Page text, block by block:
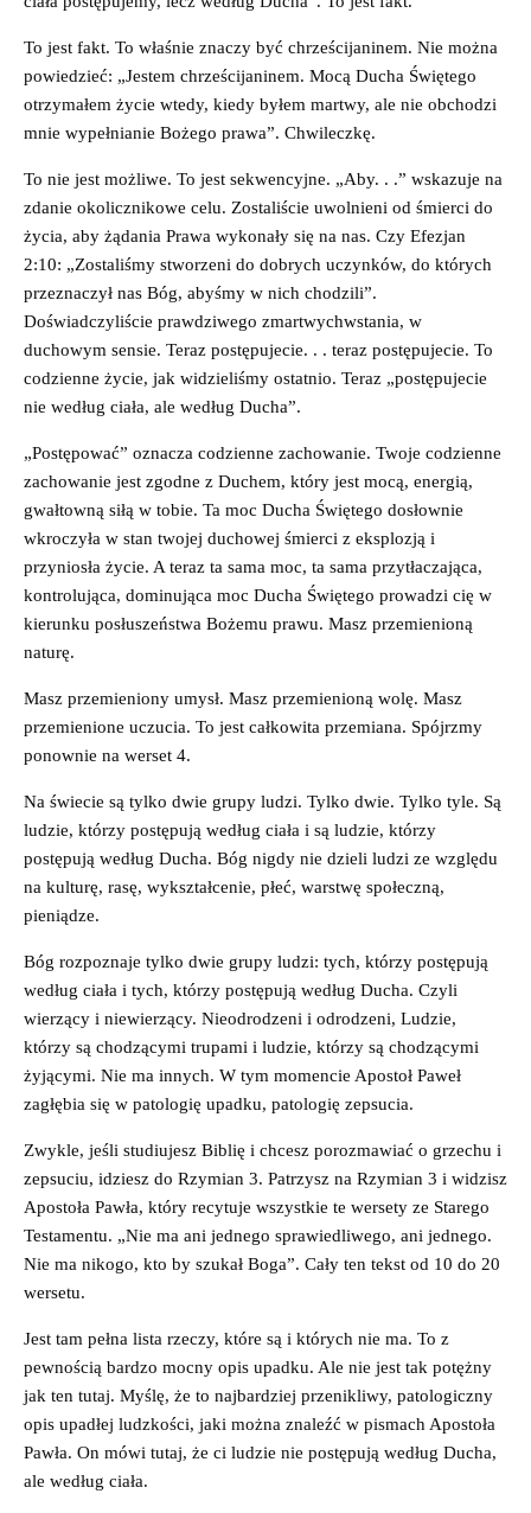
To jest fakt. To właśnie znaczy być chrześcijaninem. Nie można
powiedzieć: „Jestem chrześcijaninem. Mocą Ducha Świętego
otrzymałem życie wtedy, kiedy byłem martwy, ale nie obchodzi
mnie wypełnianie Bożego prawa”. Chwileczkę.
To nie jest możliwe. To jest sekwencyjne. „Aby. . .” wskazuje na
zdanie okolicznikowe celu. Zostaliście uwolnieni od śmierci do
życia, aby żądania Prawa wykonały się na nas. Czy Efezjan
2:10: „Zostaliśmy stworzeni do dobrych uczynków, do których
przeznaczył nas Bóg, abyśmy w nich chodzili”.
Doświadczyliście prawdziwego zmartwychwstania, w
duchowym sensie. Teraz postępujecie. . . teraz postępujecie. To
codzienne życie, jak widzieliśmy ostatnio. Teraz „postępujecie
nie według ciała, ale według Ducha”.
„Postępować” oznacza codzienne zachowanie. Twoje codzienne
zachowanie jest zgodne z Duchem, który jest mocą, energią,
gwałtowną siłą w tobie. Ta moc Ducha Świętego dosłownie
wkroczyła w stan twojej duchowej śmierci z eksplozją i
przyniosła życie. A teraz ta sama moc, ta sama przytłaczająca,
kontrolująca, dominująca moc Ducha Świętego prowadzi cię w
kierunku posłuszeństwa Bożemu prawu. Masz przemienioną
naturę.
Masz przemieniony umysł. Masz przemienioną wolę. Masz
przemienione uczucia. To jest całkowita przemiana. Spójrzmy
ponownie na werset 4.
Na świecie są tylko dwie grupy ludzi. Tylko dwie. Tylko tyle. Są
ludzie, którzy postępują według ciała i są ludzie, którzy
postępują według Ducha. Bóg nigdy nie dzieli ludzi ze względu
na kulturę, rasę, wykształcenie, płeć, warstwę społeczną,
pieniądze.
Bóg rozpoznaje tylko dwie grupy ludzi: tych, którzy postępują
według ciała i tych, którzy postępują według Ducha. Czyli
wierzący i niewierzący. Nieodrodzeni i odrodzeni, Ludzie,
którzy są chodzącymi trupami i ludzie, którzy są chodzącymi
żyjącymi. Nie ma innych. W tym momencie Apostoł Paweł
zagłębia się w patologię upadku, patologię zepsucia.
Zwykle, jeśli studiujesz Biblię i chcesz porozmawiać o grzechu i
zepsuciu, idziesz do Rzymian 3. Patrzysz na Rzymian 3 i widzisz
Apostoła Pawła, który recytuje wszystkie te wersety ze Starego
Testamentu. „Nie ma ani jednego sprawiedliwego, ani jednego.
Nie ma nikogo, kto by szukał Boga”. Cały ten tekst od 10 do 20
wersetu.
Jest tam pełna lista rzeczy, które są i których nie ma. To z
pewnością bardzo mocny opis upadku. Ale nie jest tak potężny
jak ten tutaj. Myślę, że to najbardziej przenikliwy, patologiczny
opis upadłej ludzkości, jaki można znaleźć w pismach Apostoła
Pawła. On mówi tutaj, że ci ludzie nie postępują według Ducha,
ale według ciała.